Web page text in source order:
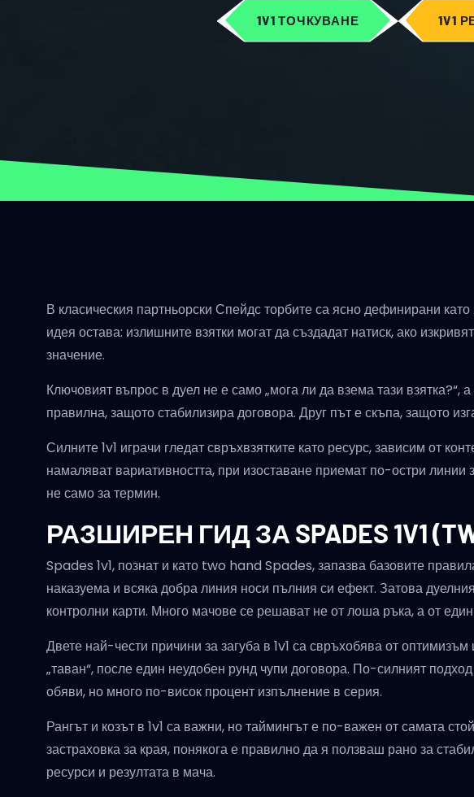
1V1 ТОЧКУВАНЕ 1V1
В класическия партньорски Спейдс торбите са ясно дефинирани
идея остава: излишните взятки могат да създадат натиск, ако
значение.
Ключовият въпрос в дуел не е само „мога ли да взема тази
правилна, защото стабилизира договора. Друг път е скъпа, защото
Силните 1v1 играчи гледат свръхвзятките като ресурс, зависим от
намаляват вариативността, при изоставане приемат по-остри
не само за термин.
РАЗШИРЕН ГИД ЗА SPADES 1V1
Spades 1v1, познат и като two hand Spades, запазва базовите
наказуема и всяка добра линия носи пълния си ефект. Затова
контролни карти. Много мачове се решават не от лоша ръка, а от
Двете най-чести причини за загуба в 1v1 са свръхобява от
„таван“, после един неудобен рунд чупи договора. По-силният
обяви, но много по-висок процент изпълнение в серия.
Рангът и козът в 1v1 са важни, но таймингът е по-важен от самата
застраховка за края, понякога е правилно да я ползваш рано за
ресурси и резултата в мача.